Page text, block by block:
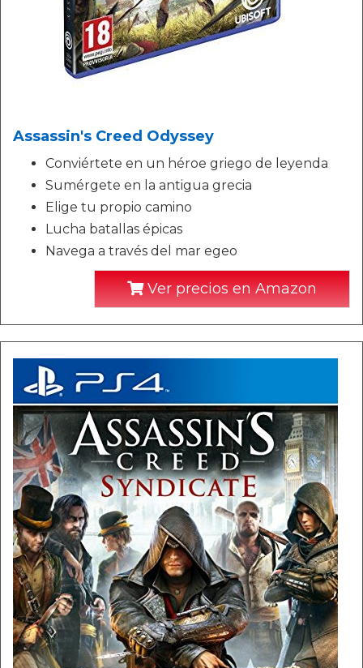
Assassin's Creed Odyssey
Conviértete en un héroe griego de leyenda
Sumérgete en la antigua grecia
Elige tu propio camino
Lucha batallas épicas
Navega a través del mar egeo
Ver precios en Amazon